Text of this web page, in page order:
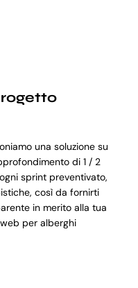
una soluzione su
di 1 / 2
sprint preventivato,
così da fornirti
in merito alla tua
per alberghi